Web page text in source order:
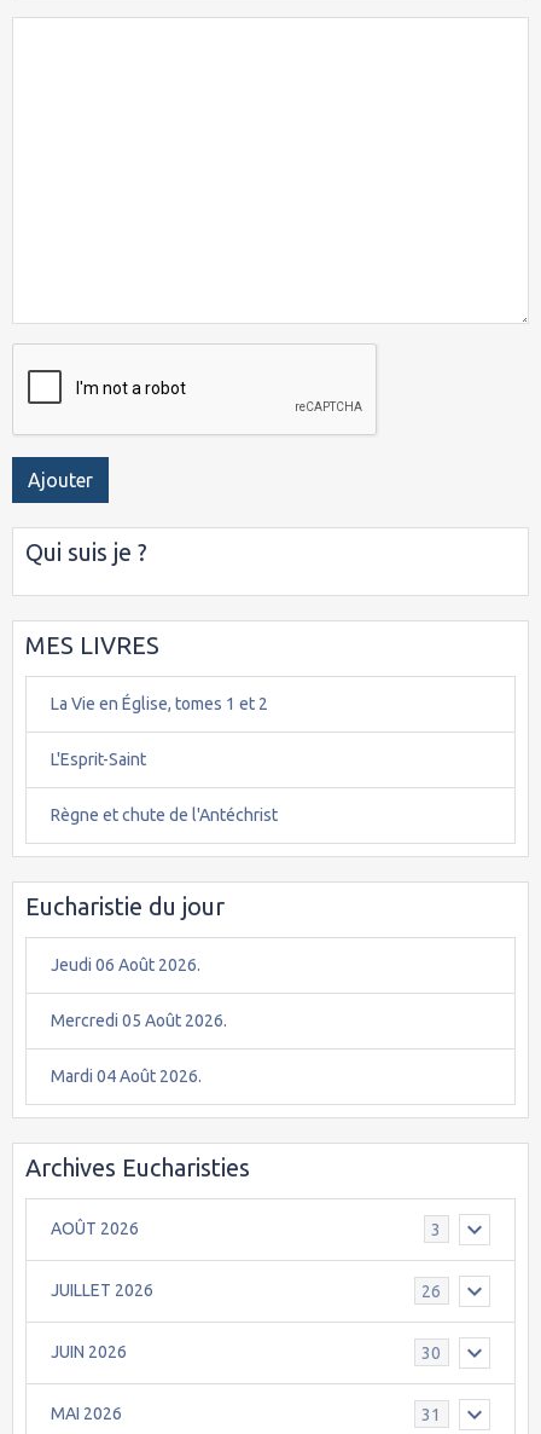
Ajouter
Qui suis je ?
MES LIVRES
La Vie en Église, tomes 1 et 2
L'Esprit-Saint
Règne et chute de l'Antéchrist
Eucharistie du jour
Jeudi 06 Août 2026.
Mercredi 05 Août 2026.
Mardi 04 Août 2026.
Archives Eucharisties
AOÛT 2026 3
JUILLET 2026 26
JUIN 2026 30
MAI 2026 31